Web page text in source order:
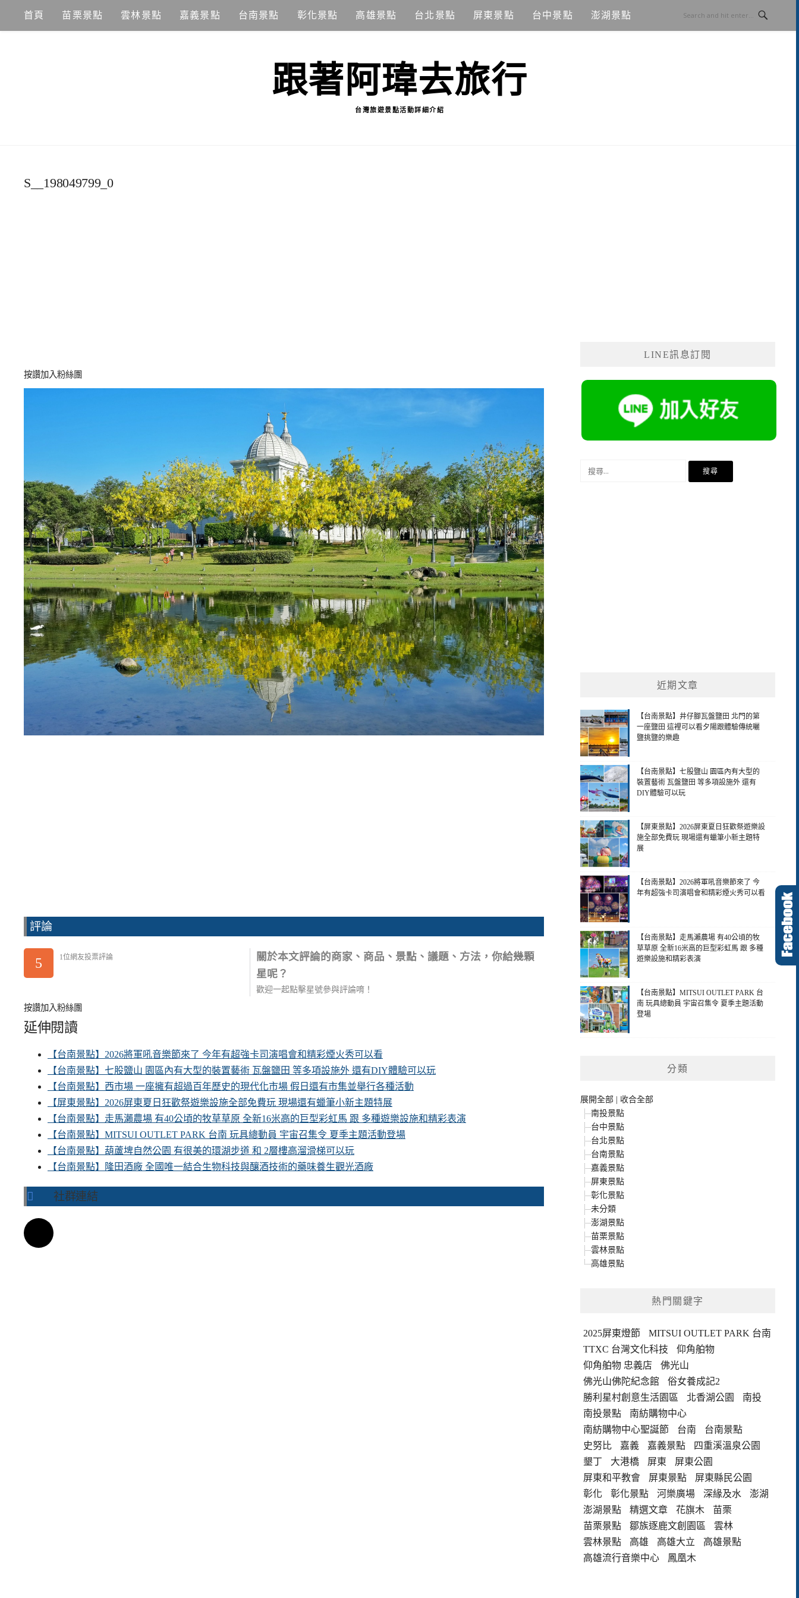
content
首頁 苗栗景點 雲林景點 嘉義景點 台南景點 彰化景點 高雄景點 台北景點 屏東景點 台中景點 澎湖景點
跟著阿瑋去旅行
台灣旅遊景點活動詳細介紹
S__198049799_0
按讚加入粉絲團
評論
5 1位網友投票評論
關於本文評論的商家、商品、景點、議題、方法，你給幾顆
星呢？
歡迎一起點擊星號參與評論唷！
按讚加入粉絲團
延伸閱讀
【台南景點】2026將軍吼音樂節來了 今年有超強卡司演唱會和精彩煙火秀可以看
【台南景點】七股鹽山 園區內有大型的裝置藝術 瓦盤鹽田 等多項設施外 還有DIY體驗可以玩
【台南景點】西市場 一座擁有超過百年歷史的現代化市場 假日還有市集並舉行各種活動
【屏東景點】2026屏東夏日狂歡祭遊樂設施全部免費玩 現場還有蠟筆小新主題特展
【台南景點】走馬瀨農場 有40公頃的牧草草原 全新16米高的巨型彩虹馬 跟 多種遊樂設施和精彩表演
【台南景點】MITSUI OUTLET PARK 台南 玩具總動員 宇宙召集令 夏季主題活動登場
【台南景點】葫蘆埤自然公園 有很美的環湖步道 和 2層樓高溜滑梯可以玩
【台南景點】隆田酒廠 全國唯一結合生物科技與釀酒技術的藥味養生觀光酒廠
社群連結
LINE訊息訂閱
近期文章
【台南景點】井仔腳瓦盤鹽田 北門的第
一座鹽田 這裡可以看夕陽跟體驗傳統曬
鹽挑鹽的樂趣
【台南景點】七股鹽山 園區內有大型的
裝置藝術 瓦盤鹽田 等多項設施外 還有
DIY體驗可以玩
【屏東景點】2026屏東夏日狂歡祭遊樂設
施全部免費玩 現場還有蠟筆小新主題特
展
【台南景點】2026將軍吼音樂節來了 今
年有超強卡司演唱會和精彩煙火秀可以看
【台南景點】走馬瀨農場 有40公頃的牧
草草原 全新16米高的巨型彩虹馬 跟 多種
遊樂設施和精彩表演
【台南景點】MITSUI OUTLET PARK 台
南 玩具總動員 宇宙召集令 夏季主題活動
登場
分類
展開全部
收合全部
南投景點
台中景點
台北景點
台南景點
嘉義景點
屏東景點
彰化景點
未分類
澎湖景點
苗栗景點
雲林景點
高雄景點
熱門關鍵字
2025屏東燈節
MITSUI OUTLET PARK 台南
TTXC 台灣文化科技
仰角舶物
仰角舶物 忠義店
佛光山
佛光山佛陀紀念館
俗女養成記2
勝利星村創意生活園區
北香湖公園
南投
南投景點
南紡購物中心
南紡購物中心聖誕節
台南
台南景點
史努比
嘉義 嘉義景點
四重溪溫泉公園
墾丁
大港橋 屏東
屏東公園
屏東和平教會
屏東景點
屏東縣民公園
彰化
彰化景點 河樂廣場 深緣及水
澎湖
澎湖景點
精選文章 花旗木
苗栗
苗栗景點
鄒族逐鹿文創園區
雲林
雲林景點
高雄 高雄大立
高雄景點
高雄流行音樂中心
鳳凰木